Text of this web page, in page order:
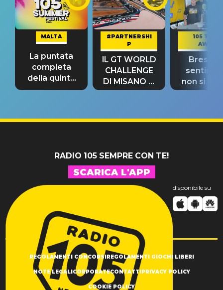
MALTA
La puntata
completa
della quinta
tappa
#PARTNERSHI
P
IL GT WORLD
CHALLENGE
DI MISANO si
riconferma
105 TAKE
AWAY
Bresh:
non si
fino alla
RADIO 105 SEMPRE CON TE!
SCARICA L'APP
disponibile su
REGOLAMENTI CONCORSIREGOLAMENTI GIOCHI LIBERI
NOTE LEGALICORPORATECONTATTIPRIVACY POLICY
COOKIE POLICY